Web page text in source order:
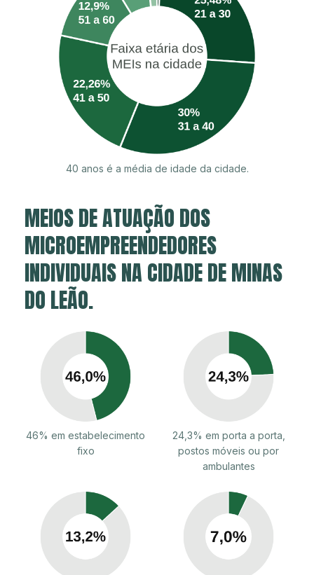
40 anos é a média de idade da cidade.
MEIOS DE ATUAÇÃO DOS
MICROEMPREENDEDORES
INDIVIDUAIS NA CIDADE DE MINAS
DO LEÃO.
46% em estabelecimento
fixo
24,3% em porta a porta,
postos móveis ou por
ambulantes